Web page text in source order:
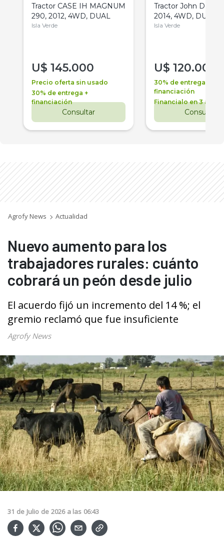
Tractor CASE IH MAGNUM
290, 2012, 4WD, DUAL
Isla Verde
U$ 145.000
Precio oferta sin usado
30% de entrega +
financiación
Consultar
Tractor John Deere
2014, 4WD, DUAL
Isla Verde
U$ 120.000
30% de entrega +
financiación
Financialo en 3 años
Consultar
Agrofy News Actualidad
Nuevo aumento para los
trabajadores rurales: cuánto
cobrará un peón desde julio
El acuerdo fijó un incremento del 14 %; el
gremio reclamó que fue insuficiente
Agrofy News
31 de Julio de 2026 a las 06:43